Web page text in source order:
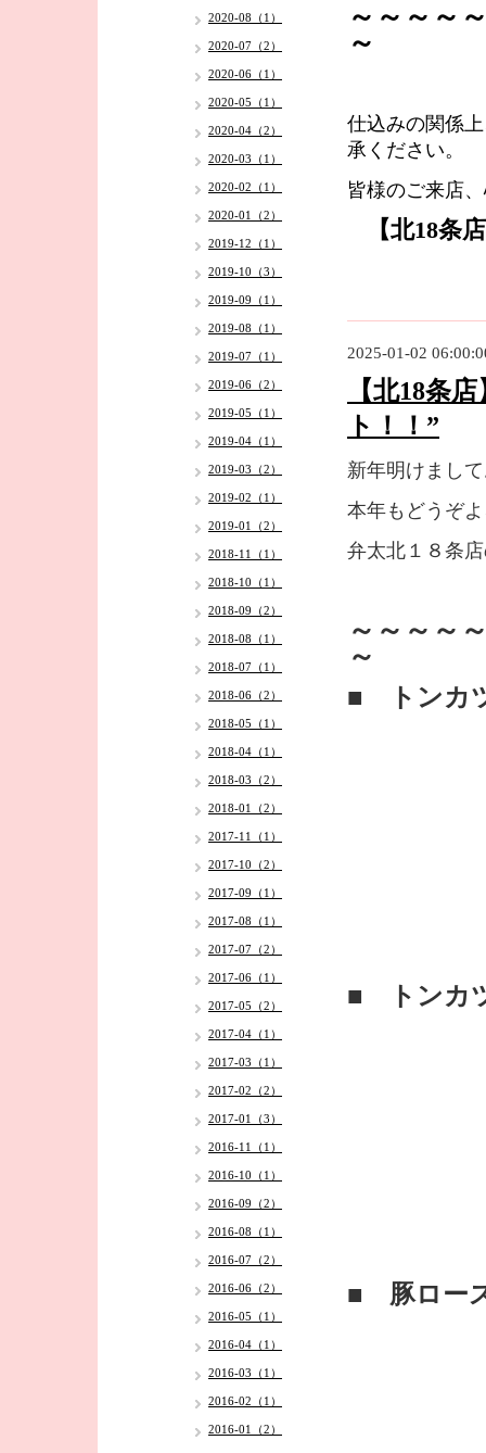
～～～～
～
仕込みの関係
承ください。
皆様のご来店
【北18
2025-01-02
【北18条
ト！！”
新年明けまし
本年もどうぞ
弁太北１８条
～～～～
～
■ トンカ
■ トンカ
■ 豚ロー
2020-08（1）
2020-07（2）
2020-06（1）
2020-05（1）
2020-04（2）
2020-03（1）
2020-02（1）
2020-01（2）
2019-12（1）
2019-10（3）
2019-09（1）
2019-08（1）
2019-07（1）
2019-06（2）
2019-05（1）
2019-04（1）
2019-03（2）
2019-02（1）
2019-01（2）
2018-11（1）
2018-10（1）
2018-09（2）
2018-08（1）
2018-07（1）
2018-06（2）
2018-05（1）
2018-04（1）
2018-03（2）
2018-01（2）
2017-11（1）
2017-10（2）
2017-09（1）
2017-08（1）
2017-07（2）
2017-06（1）
2017-05（2）
2017-04（1）
2017-03（1）
2017-02（2）
2017-01（3）
2016-11（1）
2016-10（1）
2016-09（2）
2016-08（1）
2016-07（2）
2016-06（2）
2016-05（1）
2016-04（1）
2016-03（1）
2016-02（1）
2016-01（2）